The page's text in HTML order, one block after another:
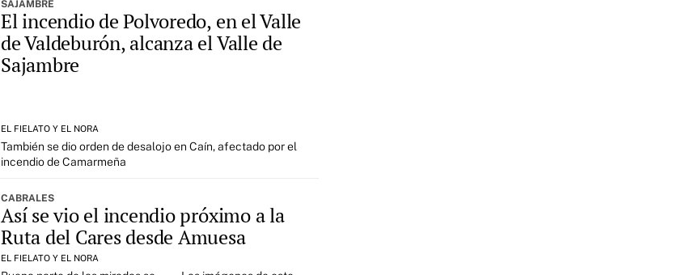
SAJAMBRE
El incendio de Polvoredo, en el Valle
de Valdeburón, alcanza el Valle de
Sajambre
EL FIELATO Y EL NORA
También se dio orden de desalojo en Caín, afectado por el
incendio de Camarmeña
CABRALES
Así se vio el incendio próximo a la
Ruta del Cares desde Amuesa
EL FIELATO Y EL NORA